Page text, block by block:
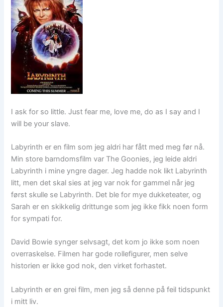
I ask for so little. Just fear me, love me, do as I say and I
will be your slave.
Labyrinth er en film som jeg aldri har fått med meg før nå.
Min store barndomsfilm var The Goonies, jeg leide aldri
Labyrinth i mine yngre dager. Jeg hadde nok likt Labyrinth
litt, men det skal sies at jeg var nok for gammel når jeg
først skulle se Labyrinth. Det ble for mye dukketeater, og
Sarah er en skikkelig drittunge som jeg ikke fikk noen form
for sympati for.
David Bowie synger selvsagt, det kom jo ikke som noen
overraskelse. Filmen har gode rollefigurer, men selve
historien er ikke god nok, den virket forhastet.
Labyrinth er en grei film, men jeg så denne på feil tidspunkt
i mitt liv.